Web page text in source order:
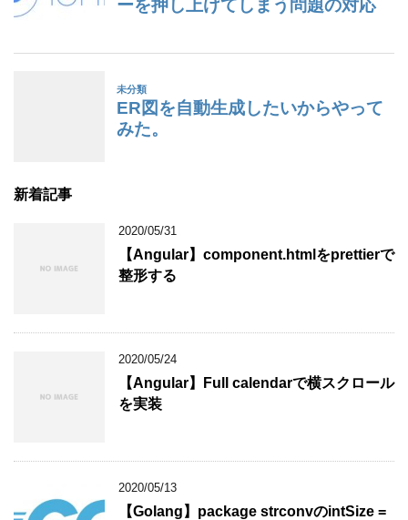
新着記事
2020/05/31
【Angular】component.htmlをprettierで
整形する
2020/05/24
【Angular】Full calendarで横スクロール
を実装
2020/05/13
【Golang】package strconvのintSize =